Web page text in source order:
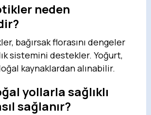
neden
bağırsak florasını dengeler
sistemini destekler. Yoğurt,
kaynaklardan alınabilir.
yollarla sağlıklı
sağlanır?